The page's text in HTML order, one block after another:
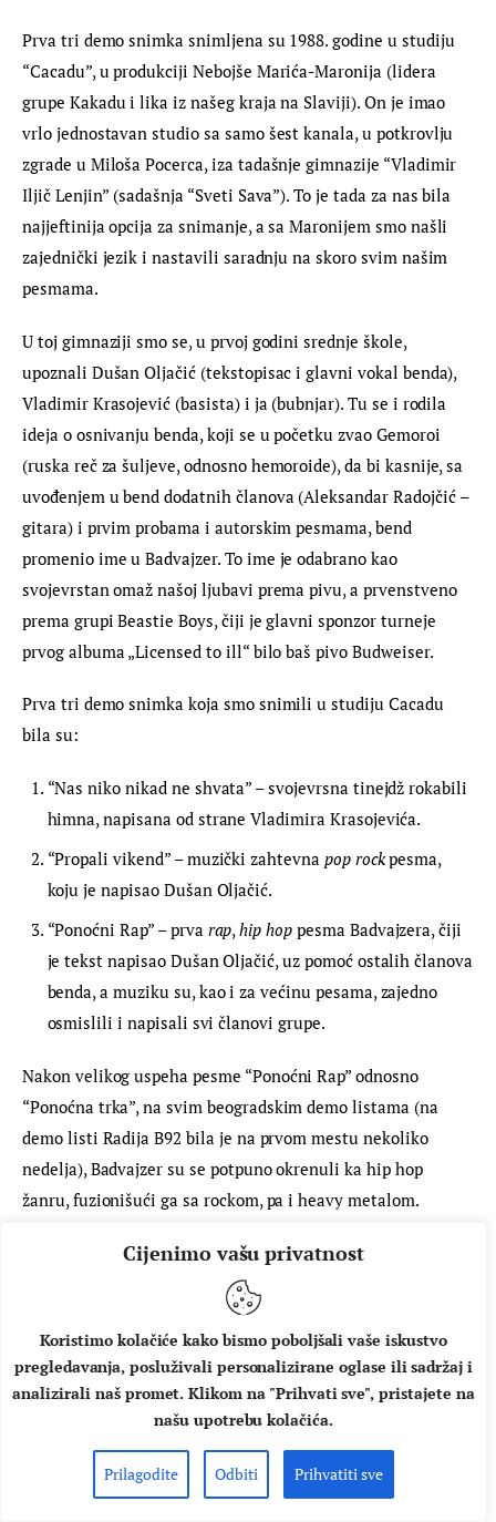
Cijenimo vašu privatnost
Koristimo kolačiće kako bismo poboljšali vaše iskustvo
pregledavanja, posluživali personalizirane oglase ili sadržaj i
analizirali naš promet. Klikom na "Prihvati sve", pristajete na
našu upotrebu kolačića.
Prilagodite Odbiti Prihvatiti sve
Prva tri demo snimka snimljena su 1988. godine u studiju
“Cacadu”, u produkciji Nebojše Marića-Maronija (lidera
grupe Kakadu i lika iz našeg kraja na Slaviji). On je imao
vrlo jednostavan studio sa samo šest kanala, u potkrovlju
zgrade u Miloša Pocerca, iza tadašnje gimnazije “Vladimir
Iljič Lenjin” (sadašnja “Sveti Sava”). To je tada za nas bila
najjeftinija opcija za snimanje, a sa Maronijem smo našli
zajednički jezik i nastavili saradnju na skoro svim našim
pesmama.
U toj gimnaziji smo se, u prvoj godini srednje škole,
upoznali Dušan Oljačić (tekstopisac i glavni vokal benda),
Vladimir Krasojević (basista) i ja (bubnjar). Tu se i rodila
ideja o osnivanju benda, koji se u početku zvao Gemoroi
(ruska reč za šuljeve, odnosno hemoroide), da bi kasnije, sa
uvođenjem u bend dodatnih članova (Aleksandar Radojčić –
gitara) i prvim probama i autorskim pesmama, bend
promenio ime u Badvajzer. To ime je odabrano kao
svojevrstan omaž našoj ljubavi prema pivu, a prvenstveno
prema grupi Beastie Boys, čiji je glavni sponzor turneje
prvog albuma „Licensed to ill“ bilo baš pivo Budweiser.
Prva tri demo snimka koja smo snimili u studiju Cacadu
bila su:
“Nas niko nikad ne shvata” – svojevrsna tinejdž rokabili
himna, napisana od strane Vladimira Krasojevića.
“Propali vikend” – muzički zahtevna pop rockpesma,
koju je napisao Dušan Oljačić.
“Ponoćni Rap” – prva rap,hip hop pesma Badvajzera, čiji
je tekst napisao Dušan Oljačić, uz pomoć ostalih članova
benda, a muziku su, kao i za većinu pesama, zajedno
osmislili i napisali svi članovi grupe.
Nakon velikog uspeha pesme “Ponoćni Rap” odnosno
“Ponoćna trka”, na svim beogradskim demo listama (na
demo listi Radija B92 bila je na prvom mestu nekoliko
nedelja), Badvajzer su se potpuno okrenuli ka hip hop
žanru, fuzionišući ga sa rockom, pa i heavy metalom.
Enemy i LL Cool J. Tako su pre “Čuješ li buku?” nastale
sledeće pesme, sve (osim jedne) snimljene u studiju
Cacadu, i sve dostupne na YouTubeu:
“24 časa”
“God Save the Rap” (jedina snimljena sa živim
bubnjevima, u studiju u Resniku)